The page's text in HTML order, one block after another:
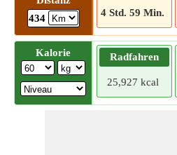
434
4 Std. 59 Min.
Kalorie Radfahren
25,927 kcal